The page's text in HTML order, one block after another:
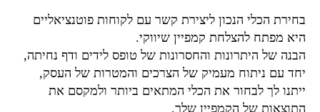
בחירת הכלי הנכון ליצירת קשר עם לקוחות פוטנציאליים
היא מפתח להצלחת קמפיין שיווקי.
הבנה של היתרונות והחסרונות של טופס לידים ודף נחיתה,
יחד עם ניתוח מעמיק של הצרכים והמטרות של העסק,
ייתנו לך לבחור את הכלי המתאים ביותר ולמקסם את
התוצאות של הקמפיין שלך.